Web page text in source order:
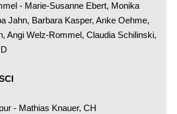
- Marie-Susanne Ebert, Monika
Jahn, Barbara Kasper, Anke Oehme,
Angi Welz-Rommel, Claudia Schilinski,
- Mathias Knauer, CH